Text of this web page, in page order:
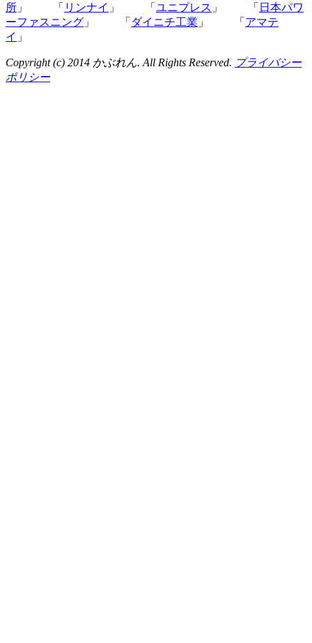
所 」 「 リンナイ 」 「 ユニプレス 」 「 日本パワ
ーファスニング 」 「 ダイニチ工業 」 「 アマテ
イ 」
Copyright (c) 2014 かぶれん. All Rights Reserved. プライバシー
ポリシー